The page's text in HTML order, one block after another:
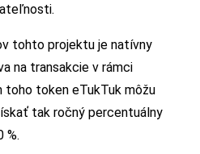
tohto projektu je natívny
na transakcie v rámci
toho token eTukTuk môžu
tak ročný percentuálny
%.